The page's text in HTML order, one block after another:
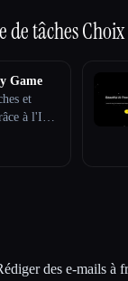
de tâches
Game
et
à l'IA
des e-mails à